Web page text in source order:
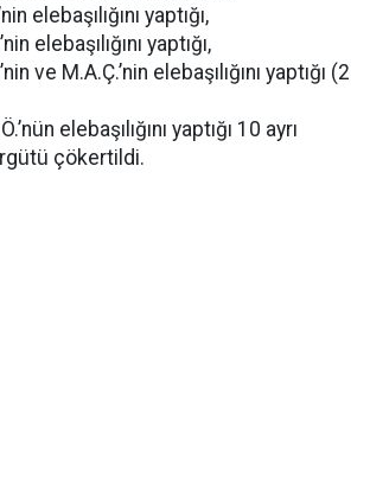
elebaşılığını yaptığı,
elebaşılığını yaptığı,
ve M.A.Ç.’nin elebaşılığını yaptığı (2
elebaşılığını yaptığı 10 ayrı
çökertildi.